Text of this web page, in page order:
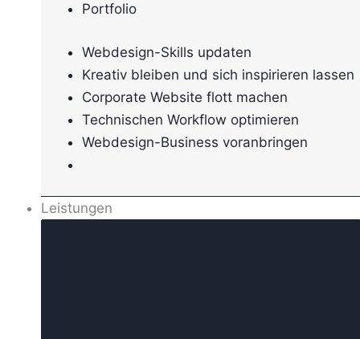
Portfolio
Webdesign-Skills updaten
Kreativ bleiben und sich inspirieren lassen
Corporate Website flott machen
Technischen Workflow optimieren
Webdesign-Business voranbringen
Leistungen